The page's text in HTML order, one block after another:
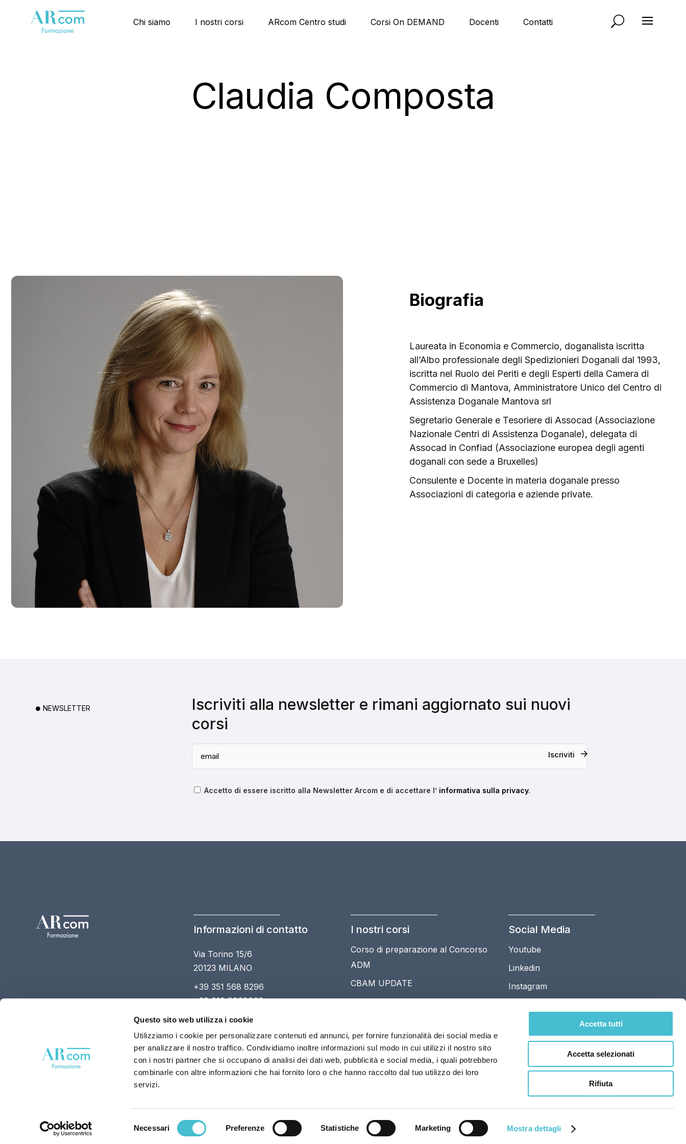
Questo sito web utilizza i cookie
Utilizziamo i cookie per personalizzare contenuti ed annunci, per fornire funzionalità dei social media e
per analizzare il nostro traffico. Condividiamo inoltre informazioni sul modo in cui utilizzi il nostro sito
con i nostri partner che si occupano di analisi dei dati web, pubblicità e social media, i quali potrebbero
combinarle con altre informazioni che hai fornito loro o che hanno raccolto dal tuo utilizzo dei loro
servizi.
Necessari Preferenze Statistiche Marketing Mostra dettagli
Accetta tutti
Accetta selezionati
Rifiuta
Chi siamo I nostri corsi ARcom Centro studi Corsi On DEMAND Docenti Contatti
Claudia Composta
Biografia
Laureata in Economia e Commercio, doganalista iscritta
all’Albo professionale degli Spedizionieri Doganali dal 1993,
iscritta nel Ruolo dei Periti e degli Esperti della Camera di
Commercio di Mantova, Amministratore Unico del Centro di
Assistenza Doganale Mantova srl
Segretario Generale e Tesoriere di Assocad (Associazione
Nazionale Centri di Assistenza Doganale), delegata di
Assocad in Confiad (Associazione europea degli agenti
doganali con sede a Bruxelles)
Consulente e Docente in materia doganale presso
Associazioni di categoria e aziende private.
NEWSLETTER
Iscriviti alla newsletter e rimani aggiornato sui nuovi
corsi
Iscriviti
Accetto di essere iscritto alla Newsletter Arcom e di accettare l’ informativa sulla privacy.
Informazioni di contatto
Via Torino 15/6
20123 MILANO
+39 351 568 8296
+39 010 9868066
segreteria@arcomsrl.it
I nostri corsi
Corso di preparazione al Concorso
ADM
CBAM UPDATE
Webinar Il Regolamento UE sul
Master Commercio internazionale e
dogane VIII
Social Media
Youtube
Linkedin
Instagram
Ente accreditato per la Formazione Superiore e certificato UNI EN ISO 9001